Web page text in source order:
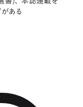
がある